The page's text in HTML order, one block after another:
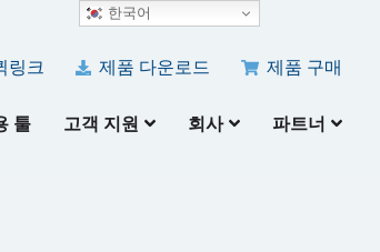
링크 제품 다운로드 제품 구매
툴 고객 지원 회사 파트너
한국어